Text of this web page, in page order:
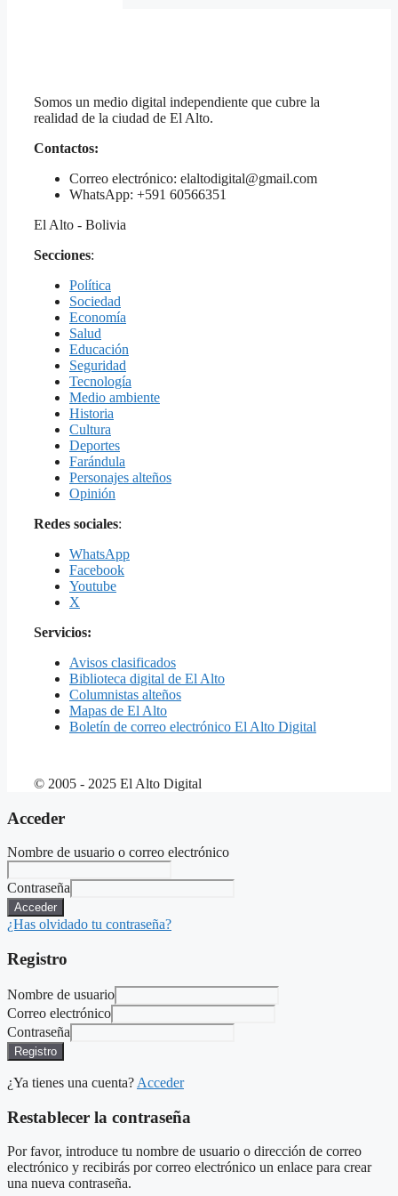
Somos un medio digital independiente que cubre la
realidad de la ciudad de El Alto.
Contactos:
Correo electrónico: elaltodigital@gmail.com
WhatsApp: +591 60566351
El Alto - Bolivia
Secciones:
Política
Sociedad
Economía
Salud
Educación
Seguridad
Tecnología
Medio ambiente
Historia
Cultura
Deportes
Farándula
Personajes alteños
Opinión
Redes sociales:
WhatsApp
Facebook
Youtube
X
Servicios:
Avisos clasificados
Biblioteca digital de El Alto
Columnistas alteños
Mapas de El Alto
Boletín de correo electrónico El Alto Digital
© 2005 - 2025 El Alto Digital
Acceder
Nombre de usuario o correo electrónico
Contraseña
Acceder
¿Has olvidado tu contraseña?
Registro
Nombre de usuario
Correo electrónico
Contraseña
Registro
¿Ya tienes una cuenta? Acceder
Restablecer la contraseña
Por favor, introduce tu nombre de usuario o dirección de correo
electrónico y recibirás por correo electrónico un enlace para crear
una nueva contraseña.